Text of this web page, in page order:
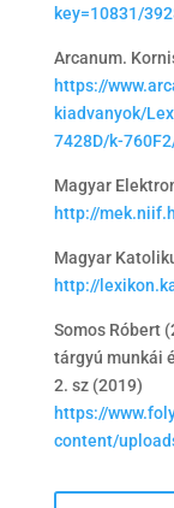
key=10831/
Arcanum.
https://
kiadvanyok/
7428D/k-
Magyar
http://
Magyar
http://
Somos Róbert
tárgyú munkái
2. sz (2019)
https://
content/